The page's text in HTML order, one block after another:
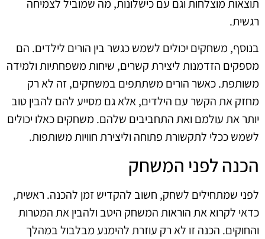
תוצאות מוצלחות וגם עם כישלונות, מה שמוביל לצמיחה
רגשית.
בנוסף, משחקים יכולים לשמש כגשר בין הורים לילדים. הם
מספקים הזדמנות ליצירת קשרים, שיחות משפחתיות ולמידה
משותפת. כאשר הורים משתתפים במשחקים, זה לא רק
מחזק את הקשר עם הילדים, אלא גם מסייע להם להבין טוב
יותר את עולמם ואת התחביבים שלהם. משחקים כאלו יכולים
לשמש ככלי לתקשורת פתוחה וליצירת חוויות משותפות.
הכנה לפני המשחק
לפני שמתחילים לשחק, חשוב להקדיש זמן להכנה. ראשית,
כדאי לקרוא את הוראות המשחק היטב ולהבין את המטרות
והחוקים. הכנה זו לא רק עוזרת להימנע מבלבול במהלך